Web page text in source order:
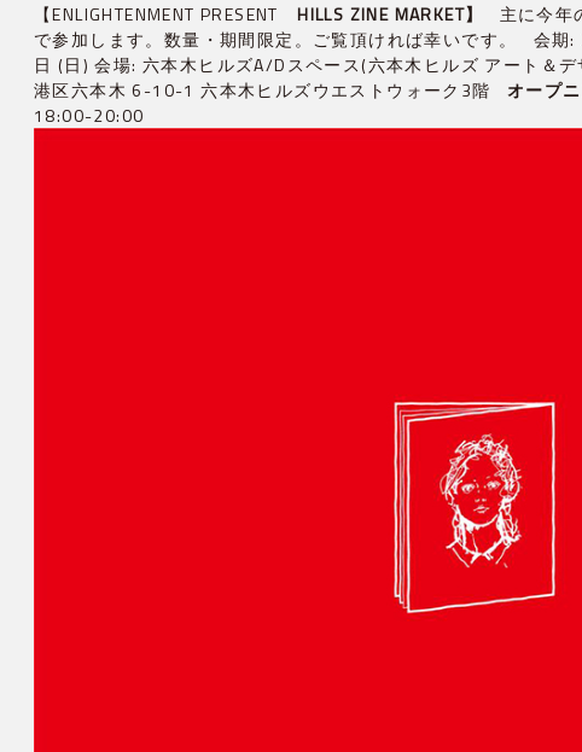
【ENLIGHTENMENT PRESENTHILLS ZINE MARKET】
主に今年
で参加します。数量・期間限定。ご覧頂ければ幸いです。 会
日 (日) 会場: 六本木ヒルズA/Dスペース(六本木ヒルズ アート＆
港区六本木 6-10-1 六本木ヒルズウエストウォーク3階 オープ
18:00-20:00